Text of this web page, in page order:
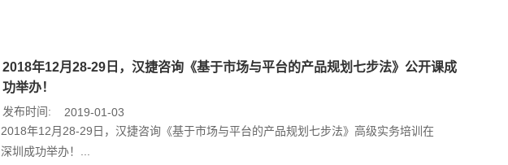
2018年12月28-29日，汉捷咨询《基于市场与平台的产品规划七步法》公开课成
功举办！
2019-01-03
发布时间:
2018年12月28-29日，汉捷咨询《基于市场与平台的产品规划七步法》高级实务培训在
深圳成功举办！...